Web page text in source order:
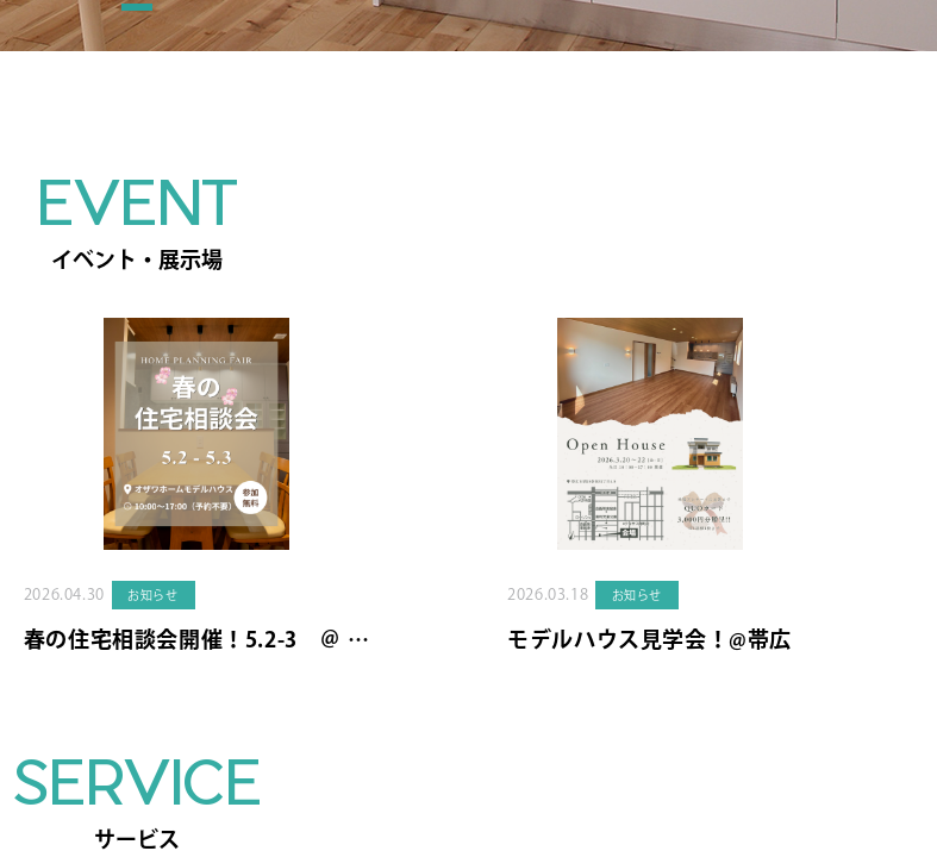
EVENT
イベント・展示場
2026.04.30 お知らせ
春の住宅相談会開催！5.2-3 ＠ …
2026.03.18 お知らせ
モデルハウス見学会！@帯広
SERVICE
サービス